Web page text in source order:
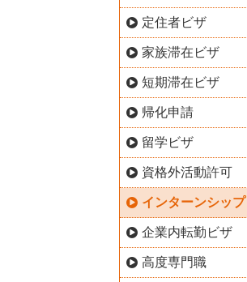
定住者ビザ
家族滞在ビザ
短期滞在ビザ
帰化申請
留学ビザ
資格外活動許可
インターンシッ
企業内転勤ビザ
高度専門職